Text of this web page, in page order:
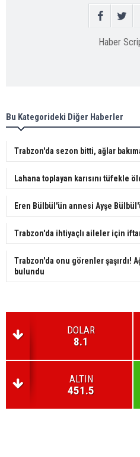
Haber
Bu Kategorideki Diğer Haberler
Trabzon'da sezon bitti, ağlar
Lahana toplayan karısını tüfekle
Eren Bülbül'ün annesi Ayşe
Trabzon'da ihtiyaçlı aileler için
Trabzon'da onu görenler şaşırdı!
bulundu
DOLAR
8.1
ALTIN
451.5